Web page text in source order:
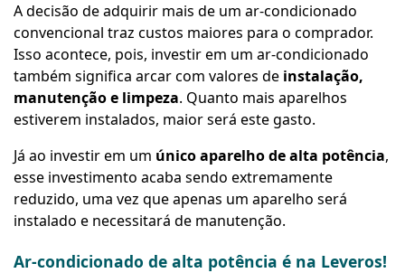
A decisão de adquirir mais de um ar-condicionado
convencional traz custos maiores para o comprador.
Isso acontece, pois, investir em um ar-condicionado
também significa arcar com valores de instalação,
manutenção e limpeza. Quanto mais aparelhos
estiverem instalados, maior será este gasto.
Já ao investir em um único aparelho de alta potência,
esse investimento acaba sendo extremamente
reduzido, uma vez que apenas um aparelho será
instalado e necessitará de manutenção.
Ar-condicionado de alta potência é na Leveros!